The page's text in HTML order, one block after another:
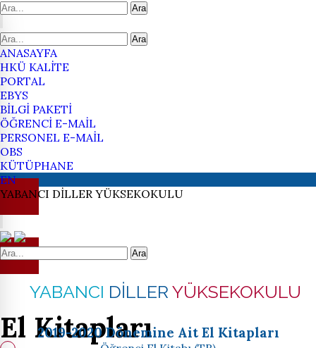
Ara
Ara
ANASAYFA
HKÜ KALİTE
PORTAL
EBYS
BİLGİ PAKETİ
ÖĞRENCİ E-MAİL
PERSONEL E-MAİL
OBS
KÜTÜPHANE
EN
YABANCI DİLLER YÜKSEKOKULU
Ara
YABANCI DİLLER YÜKSEKOKULU
El Kitapları
2019-2020 Dönemine Ait El Kitapları